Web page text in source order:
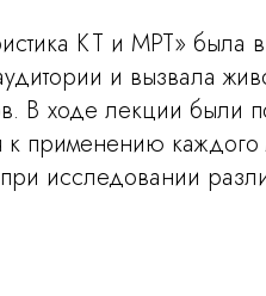
КТ и МРТ» была
и вызвала
В ходе лекции были
к применению каждого
исследовании